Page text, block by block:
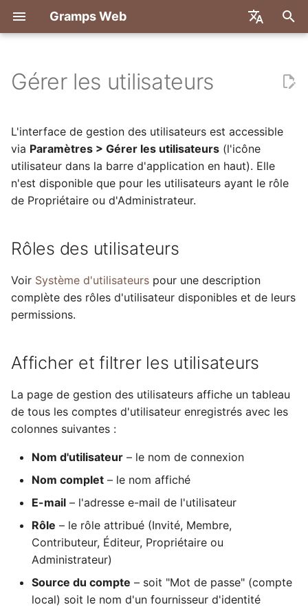
Gramps Web
简体中文
Tiếng Việt
日本語
Dansk
Українська
i
a
s
t
i
n
d
e
Fonctionnalités
Premiers pas
Essayer localement
Installation et
Déploiement
Déployer avec Docker
Docker avec Let's
DigitalOcean
TrueNAS
Administration du
Système utilisateur
Configuration du serveur
Authentification OIDC
Configuration du chat IA
frontend
sur S3
Télémétrie
Gramps 5.2
Gramps 6.0
Rôles des utilisateurs
Afficher et filtrer les
utilisateurs
Modifier un utilisateur
Ajouter un utilisateur
Exporter et importer des
comptes utilisateurs
(configuration multi-arbres
Permissions de chat AI
Introduction
Premiers pas
Inscription
Première connexion
Explorer votre arbre
Recherche
Arbre généalogique
Chronologie
Carte
Modifier les données
Ajouter des fichiers
Identifier des personnes
les photos
Utiliser le blog
Étiquettes
Modifier dans l'arbre
Vue d'ensemble
Correspondances ADN
Navigateur de
chromosomes
Rapports
Signets
Historique
Historique des révisions
Avancé
Filtres GQL
Assistant IA
Recherche externe
Paramètres utilisateur
Raccourcis clavier
Notifications
Vue d'ensemble
Backend
Introduction
Configuration de
développement
Spécification API
Frontend
Introduction
Configuration de
développement
Architecture
Gérer les utilisateurs
L'interface de gestion des utilisateurs est accessible
via Paramètres > Gérer les utilisateurs (l'icône
utilisateur dans la barre d'application en haut). Elle
n'est disponible que pour les utilisateurs ayant le rôle
de Propriétaire ou d'Administrateur.
Rôles des utilisateurs
Voir Système d'utilisateurs pour une description
complète des rôles d'utilisateur disponibles et de leurs
permissions.
Afficher et filtrer les utilisateurs
La page de gestion des utilisateurs affiche un tableau
de tous les comptes d'utilisateur enregistrés avec les
colonnes suivantes :
Nom d'utilisateur – le nom de connexion
Nom complet – le nom affiché
E-mail – l'adresse e-mail de l'utilisateur
Rôle – le rôle attribué (Invité, Membre,
Contributeur, Éditeur, Propriétaire ou
Administrateur)
Source du compte – soit "Mot de passe" (compte
local) soit le nom d'un fournisseur d'identité